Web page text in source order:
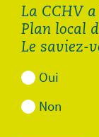
La CCHV
Plan local
Le saviez-
Oui
Non